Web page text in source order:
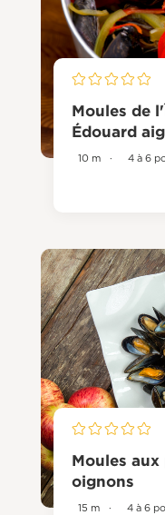
Moules de
Édouard
10 m · 4 à 6
Moules aux
oignons
15 m · 4 à 6